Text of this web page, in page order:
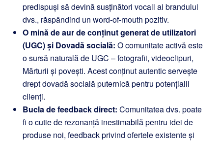
predispuși să devină susținători vocali ai brandului
dvs., răspândind un word-of-mouth pozitiv.
O mină de aur de conținut generat de utilizatori
(UGC) și Dovadă socială: O comunitate activă este
o sursă naturală de UGC – fotografii, videoclipuri,
Mărturii și povești. Acest conținut autentic servește
drept dovadă socială puternică pentru potențialii
clienți.
Bucla de feedback direct: Comunitatea dvs. poate
fi o cutie de rezonanță inestimabilă pentru idei de
produse noi, feedback privind ofertele existente și